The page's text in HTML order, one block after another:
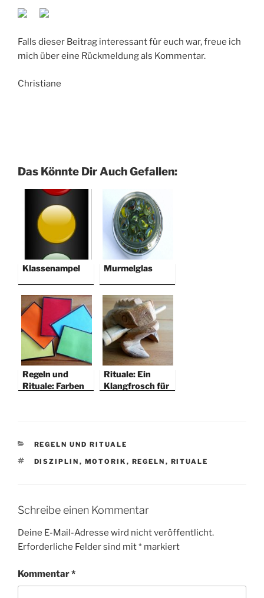
Falls dieser Beitrag interessant für euch war, freue ich
mich über eine Rückmeldung als Kommentar.
Christiane
Das Könnte Dir Auch Gefallen:
Klassenampel Murmelglas
Regeln und
Rituale: Farben
Rituale: Ein
Klangfrosch für
KATEGORIEN
REGELN UND RITUALE
SCHLAGWÖRTER
DISZIPLIN , MOTORIK , REGELN , RITUALE
Schreibe einen Kommentar
Deine E-Mail-Adresse wird nicht veröffentlicht.
Erforderliche Felder sind mit* markiert
Kommentar*